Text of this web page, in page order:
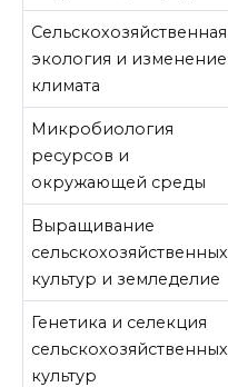
Сельскохозяйственная
экология и изменение
климата
Микробиология
ресурсов и
окружающей среды
Выращивание
сельскохозяйственных
культур и земледелие
Генетика и селекция
сельскохозяйственных
культур